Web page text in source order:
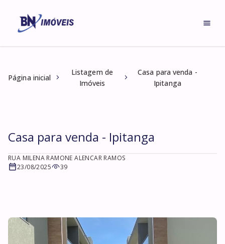
Página inicial
Listagem de
Imóveis
Casa para venda -
Ipitanga
Casa para venda - Ipitanga
RUA MILENA RAMONE ALENCAR RAMOS
23/08/2025
39